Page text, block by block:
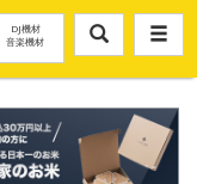
DJ機材
音楽機材